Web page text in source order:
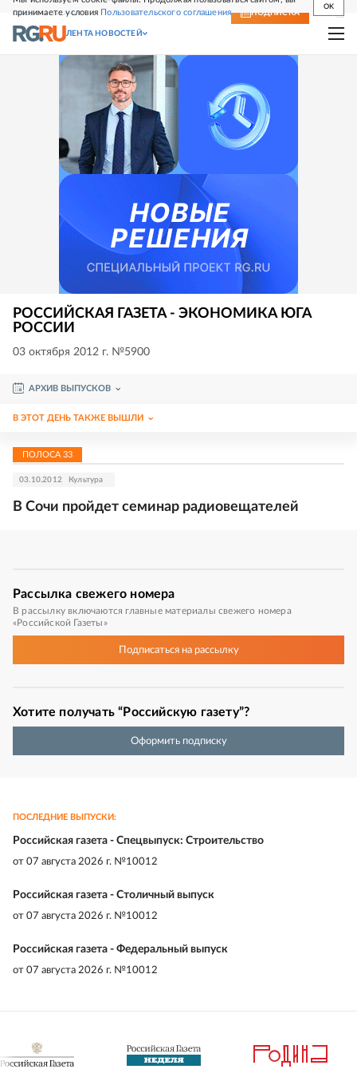
принимаете условия Пользовательского соглашения
OK
СВЕЖИЙ НОМЕР ПОДПИСКА
ЛЕНТА НОВОСТЕЙ
РОССИЙСКАЯ ГАЗЕТА - ЭКОНОМИКА ЮГА
РОССИИ
03 октября 2012 г. №5900
АРХИВ ВЫПУСКОВ
В ЭТОТ ДЕНЬ ТАКЖЕ ВЫШЛИ
ПОЛОСА 33
03.10.2012 Культура
В Сочи пройдет семинар радиовещателей
Рассылка свежего номера
В рассылку включаются главные материалы свежего номера
«Российской Газеты»
Подписатьсяна рассылку
Хотите получать “Российскую газету”?
Оформить подписку
ПОСЛЕДНИЕ ВЫПУСКИ:
Российская газета - Спецвыпуск: Строительство
от 07 августа 2026 г. №10012
Российская газета - Столичный выпуск
от 07 августа 2026 г. №10012
Российская газета - Федеральный выпуск
от 07 августа 2026 г. №10012